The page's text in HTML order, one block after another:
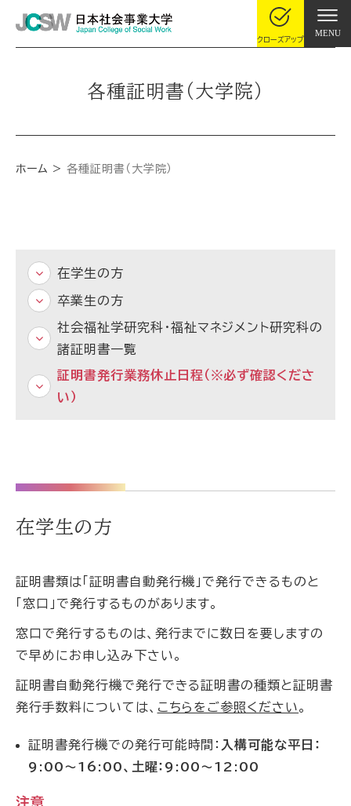
クローズアップ
MENU
各種証明書（大学院）
ホーム 各種証明書（大学院）
在学生の方
卒業生の方
社会福祉学研究科・福祉マネジメント研究科の
諸証明書一覧
証明書発行業務休止日程（※必ず確認くださ
い）
在学生の方
証明書類は「証明書自動発行機」で発行できるものと
「窓口」で発行するものがあります。
窓口で発行するものは、発行までに数日を要しますの
で早めにお申し込み下さい。
証明書自動発行機で発行できる証明書の種類と証明書
発行手数料については、 こちらをご参照ください。
証明書発行機での発行可能時間： 入構可能な平日：
9:00～16:00、土曜：9:00～12:00
注意